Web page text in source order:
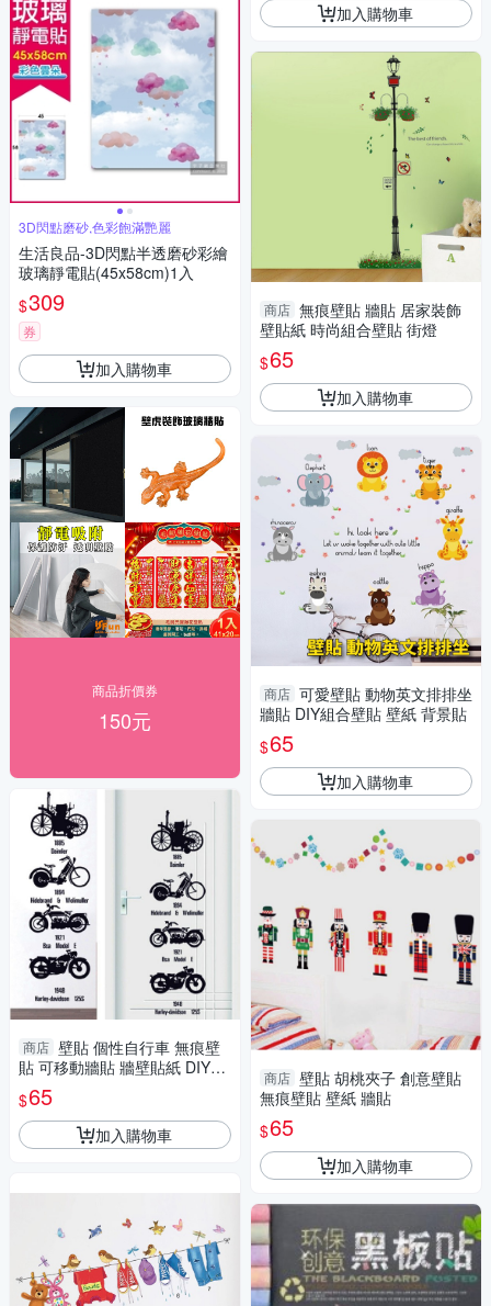
3D閃點磨砂,色彩飽滿艷麗
生活良品-3D閃點半透磨砂彩繪
玻璃靜電貼(45x58cm)1入
$309
券
加入購物車
商品折價券
150元
商店 壁貼 個性自行車 無痕壁
貼 可移動牆貼 牆壁貼紙 DIY組
合壁貼
$65
加入購物車
加入購物車
商店 無痕壁貼 牆貼 居家裝飾
壁貼紙 時尚組合壁貼 街燈
$65
加入購物車
商店 可愛壁貼 動物英文排排坐
牆貼 DIY組合壁貼 壁紙 背景貼
$65
加入購物車
商店 壁貼 胡桃夾子 創意壁貼
無痕壁貼 壁紙 牆貼
$65
加入購物車